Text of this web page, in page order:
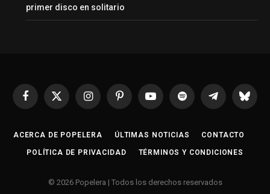
primer disco en solitario
Facebook
X
InstagramPinterestYouTubeSpotify Telegrama
ACERCA DE POPELERA ÚLTIMAS NOTICIAS CONTACTO
POLÍTICA DE PRIVACIDAD TÉRMINOS Y CONDICIONES
© 2026 Popelera | Todos los derechos reservados